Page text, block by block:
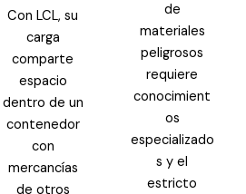
Con LCL, su
carga
comparte
espacio
dentro de un
contenedor
con
mercancías
de otros
de
materiales
peligrosos
requiere
conocimient
os
especializado
s y el
estricto